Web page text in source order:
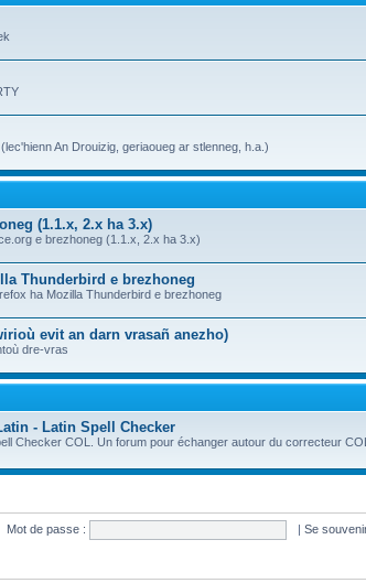
An Drouizig, geriaoueg ar stlenneg, h.a.)
(1.1.x, 2.x ha 3.x)
e brezhoneg (1.1.x, 2.x ha 3.x)
Thunderbird e brezhoneg
ha Mozilla Thunderbird e brezhoneg
evit an darn vrasañ anezho)
dre-vras
- Latin Spell Checker
Checker COL. Un forum pour échanger autour du correcteur
Mot de passe : | Se